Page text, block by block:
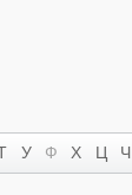
У Ф Х Ц Ч